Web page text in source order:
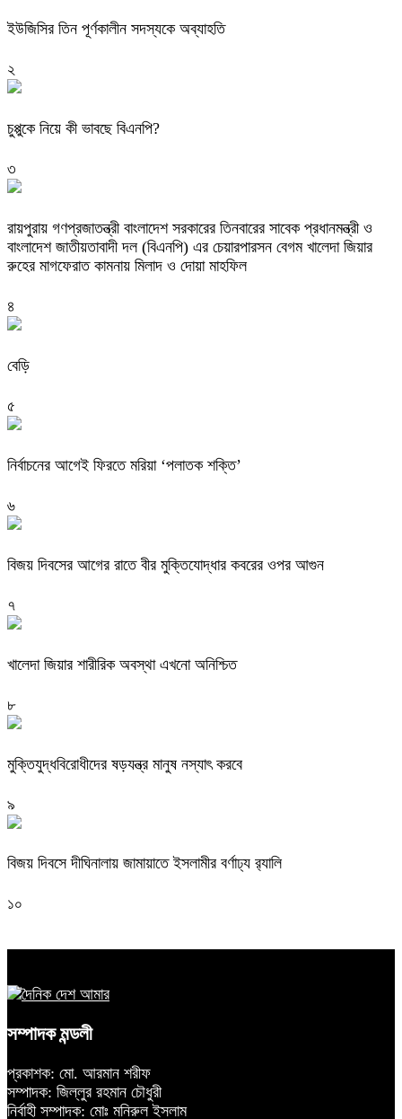
ইউজিসির তিন পূর্ণকালীন সদস্যকে অব্যাহতি
২
চুপ্পুকে নিয়ে কী ভাবছে বিএনপি?
৩
রায়পুরায় গণপ্রজাতন্ত্রী বাংলাদেশ সরকারের তিনবারের সাবেক প্রধানমন্ত্রী ও
বাংলাদেশ জাতীয়তাবাদী দল (বিএনপি) এর চেয়ারপারসন বেগম খালেদা জিয়ার
রুহের মাগফেরাত কামনায় মিলাদ ও দোয়া মাহফিল
৪
বেড়ি
৫
নির্বাচনের আগেই ফিরতে মরিয়া ‘পলাতক শক্তি’
৬
বিজয় দিবসের আগের রাতে বীর মুক্তিযোদ্ধার কবরের ওপর আগুন
৭
খালেদা জিয়ার শারীরিক অবস্থা এখনো অনিশ্চিত
৮
মুক্তিযুদ্ধবিরোধীদের ষড়যন্ত্র মানুষ নস্যাৎ করবে
৯
বিজয় দিবসে দীঘিনালায় জামায়াতে ইসলামীর বর্ণাঢ্য র‍্যালি
১০
সম্পাদক মন্ডলী
প্রকাশক: মো. আরমান শরীফ
সম্পাদক: জিল্লুর রহমান চৌধুরী
নির্বাহী সম্পাদক: মোঃ মনিরুল ইসলাম